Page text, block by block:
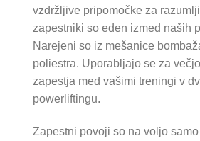
vzdržljive pripomočke za
zapestniki so eden izmed naših
Narejeni so iz mešanice
poliestra. Uporabljajo se za
zapestja med vašimi treningi v
powerliftingu.
Zapestni povoji so na voljo